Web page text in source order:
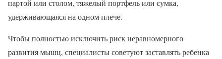
партой или столом, тяжелый портфель или сумка,
удерживающаяся на одном плече.
Чтобы полностью исключить риск неравномерного
развития мышц, специалисты советуют заставлять ребенка